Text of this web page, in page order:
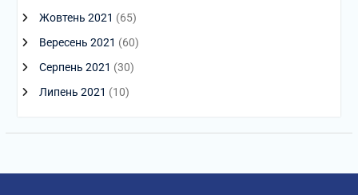
Жовтень 2021 (65)
Вересень 2021 (60)
Серпень 2021 (30)
Липень 2021 (10)